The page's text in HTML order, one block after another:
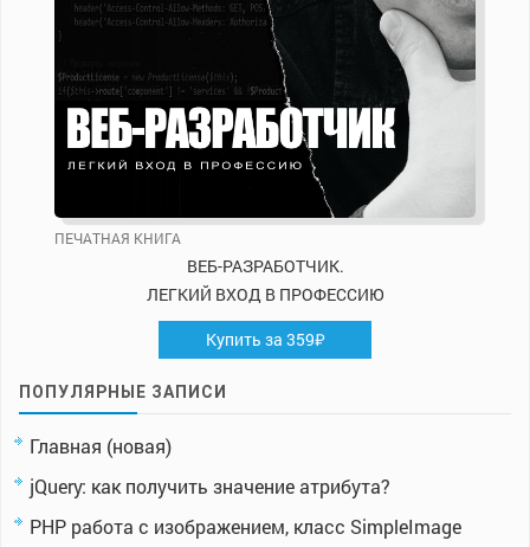
ПЕЧАТНАЯ КНИГА
ВЕБ-РАЗРАБОТЧИК.
ЛЕГКИЙ ВХОД В ПРОФЕССИЮ
Купить за 359₽
ПОПУЛЯРНЫЕ ЗАПИСИ
Главная (новая)
jQuery: как получить значение атрибута?
PHP работа с изображением, класс SimpleImage